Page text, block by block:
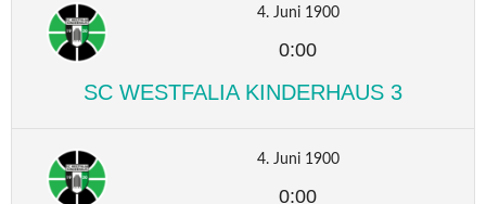
4. Juni 1900
0:00
SC WESTFALIA KINDERHAUS 3
4. Juni 1900
0:00